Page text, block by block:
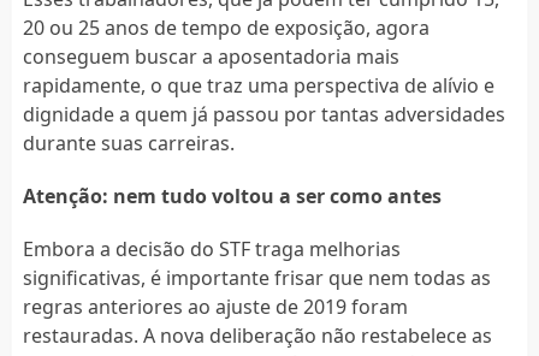
20 ou 25 anos de tempo de exposição, agora
conseguem buscar a aposentadoria mais
rapidamente, o que traz uma perspectiva de alívio e
dignidade a quem já passou por tantas adversidades
durante suas carreiras.
Atenção: nem tudo voltou a ser como antes
Embora a decisão do STF traga melhorias
significativas, é importante frisar que nem todas as
regras anteriores ao ajuste de 2019 foram
restauradas. A nova deliberação não restabelece as